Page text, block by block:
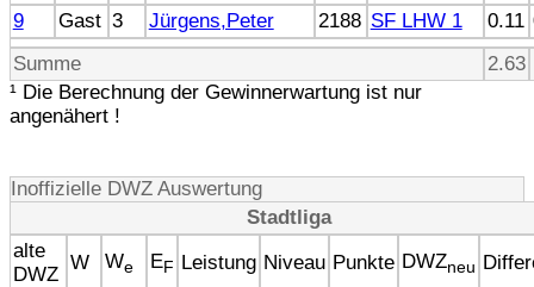
9
Gast 3 Jürgens,Peter 2188 SF LHW 1 0.11
Summe
2.63
¹ Die Berechnung der Gewinnerwartung ist nur
angenähert !
Inoffizielle DWZ Auswertung
Stadtliga
alte
DWZ
W We EF Leistung Niveau Punkte DWZneu